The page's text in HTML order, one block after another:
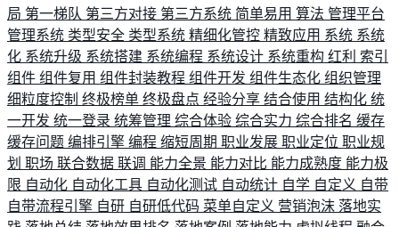
局 第一梯队 第三方对接 第三方系统 简单易用 算法 管理平台
管理系统 类型安全 类型系统 精细化管控 精致应用 系统 系统
化 系统升级 系统搭建 系统编程 系统设计 系统重构 红利 索引
组件 组件复用 组件封装教程 组件开发 组件生态化 组织管理
细粒度控制 终极榜单 终极盘点 经验分享 结合使用 结构化 统
一开发 统一登录 统筹管理 综合体验 综合实力 综合排名 缓存
缓存问题 编排引擎 编程 缩短周期 职业发展 职业定位 职业规
划 职场 联合数据 联调 能力全景 能力对比 能力成熟度 能力极
限 自动化 自动化工具 自动化测试 自动统计 自学 自定义 自带
自带流程引擎 自研 自研低代码 菜单自定义 营销泡沫 落地实